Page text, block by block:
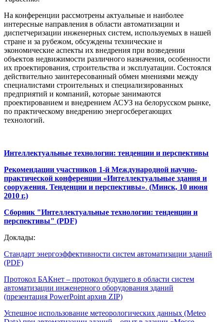
На конференции рассмотрены актуальные и наиболее
интересные направления в области автоматизации и
диспетчеризации инженерных систем, используемых в нашей
стране и за рубежом, обсуждены технические и
экономические аспекты их внедрения при возведении
объектов недвижимости различного назначения, особенности
их проектирования, строительства и эксплуатации. Состоялся
действительно заинтересованный обмен мнениями между
специалистами строительных и специализированных
предприятий и компаний, которые занимаются
проектированием и внедрением АСУЗ на белорусском рынке,
по практическому внедрению энергосберегающих
технологий.
Интеллектуальные технологии: тенденции и перспективы
Рекомендации участников 1-й Международной научно-
практической конференции «Интеллектуальные здания и
сооружения. Тенденции и перспективы». (Минск, 10 июня
2010 г.)
Сборник "Интеллектуальные технологии: тенденции и
перспективы" (PDF)
Доклады:
Стандарт энергоэффективности систем автоматизации зданий
(PDF)
Протокол БАКнет – протокол будущего в области систем
автоматизации инженерного оборудования зданий
(презентация PowerPoint архив ZIP)
Успешное использование метеорологических данных (Meteo